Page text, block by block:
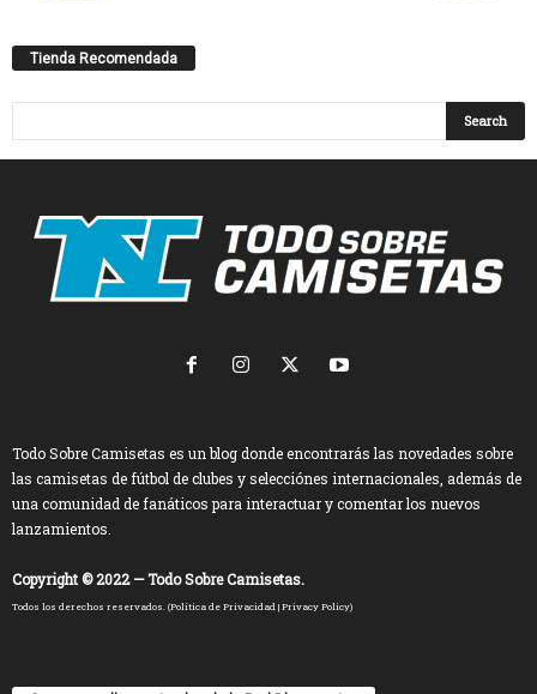
Tienda Recomendada
Todo Sobre Camisetas es un blog donde encontrarás las novedades sobre
las camisetas de fútbol de clubes y selecciónes internacionales, además de
una comunidad de fanáticos para interactuar y comentar los nuevos
lanzamientos.
Copyright © 2022 — Todo Sobre Camisetas.
Todos los derechos reservados. (Política de Privacidad | Privacy Policy)